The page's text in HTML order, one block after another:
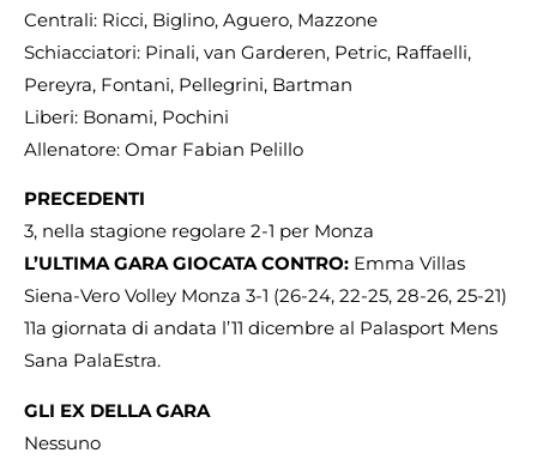
Centrali: Ricci, Biglino, Aguero, Mazzone
Schiacciatori: Pinali, van Garderen, Petric, Raffaelli,
Pereyra, Fontani, Pellegrini, Bartman
Liberi: Bonami, Pochini
Allenatore: Omar Fabian Pelillo
PRECEDENTI
3, nella stagione regolare 2-1 per Monza
L’ULTIMA GARA GIOCATA CONTRO: Emma Villas
Siena-Vero Volley Monza 3-1 (26-24, 22-25, 28-26, 25-21)
11a giornata di andata l’11 dicembre al Palasport Mens
Sana PalaEstra.
GLI EX DELLA GARA
Nessuno